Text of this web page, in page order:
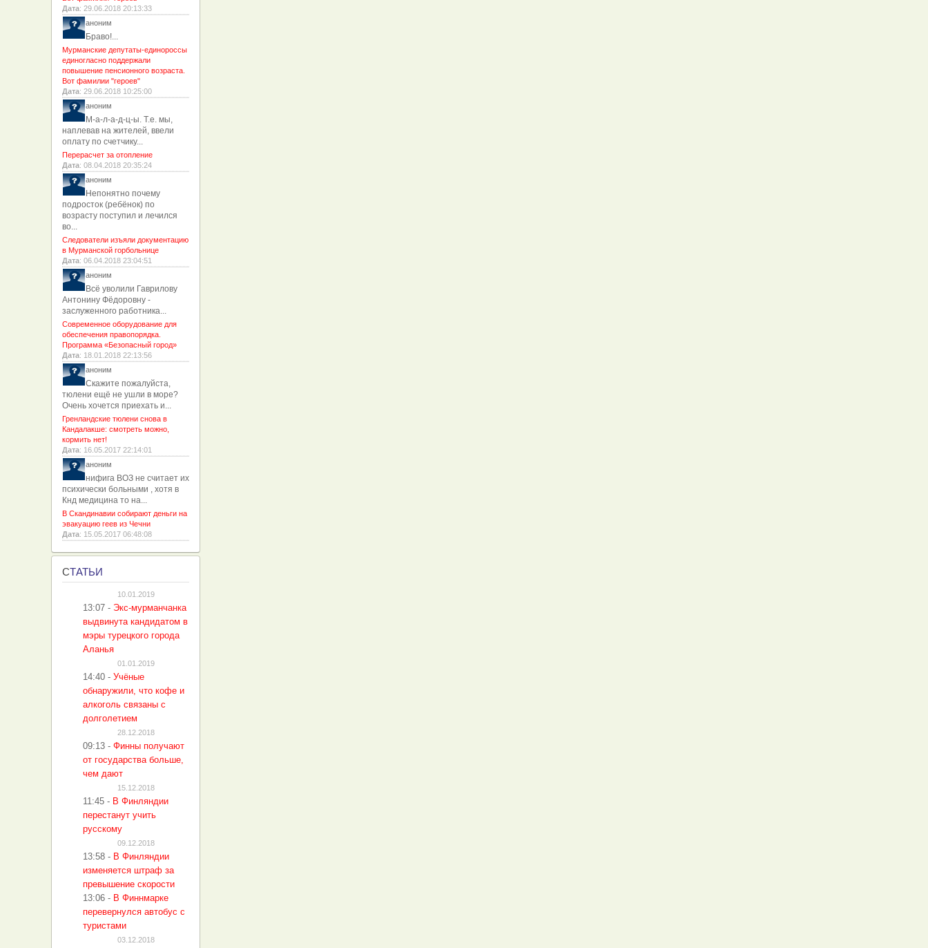
Дата: 29.06.2018 20:13:33
аноним
Браво!...
Мурманские депутаты-единороссы
единогласно поддержали
повышение пенсионного возраста.
Вот фамилии "героев"
Дата: 29.06.2018 10:25:00
аноним
М-а-л-а-д-ц-ы. Т.е. мы,
наплевав на жителей, ввели
оплату по счетчику...
Перерасчет за отопление
Дата: 08.04.2018 20:35:24
аноним
Непонятно почему
подросток (ребёнок) по
возрасту поступил и лечился
во...
Следователи изъяли документацию
в Мурманской горбольнице
Дата: 06.04.2018 23:04:51
аноним
Всё уволили Гаврилову
Антонину Фёдоровну -
заслуженного работника...
Современное оборудование для
обеспечения правопорядка.
Программа «Безопасный город»
Дата: 18.01.2018 22:13:56
аноним
Скажите пожалуйста,
тюлени ещё не ушли в море?
Очень хочется приехать и...
Гренландские тюлени снова в
Кандалакше: смотреть можно,
кормить нет!
Дата: 16.05.2017 22:14:01
аноним
нифига ВОЗ не считает их
психически больными , хотя в
Кнд медицина то на...
В Скандинавии собирают деньги на
эвакуацию геев из Чечни
Дата: 15.05.2017 06:48:08
СТАТЬИ
10.01.2019
13:07 - Экс-мурманчанка
выдвинута кандидатом в
мэры турецкого города
Аланья
01.01.2019
14:40 - Учёные
обнаружили, что кофе и
алкоголь связаны с
долголетием
28.12.2018
09:13 - Финны получают
от государства больше,
чем дают
15.12.2018
11:45 - В Финляндии
перестанут учить
русскому
09.12.2018
13:58 - В Финляндии
изменяется штраф за
превышение скорости
13:06 - В Финнмарке
перевернулся автобус с
туристами
03.12.2018